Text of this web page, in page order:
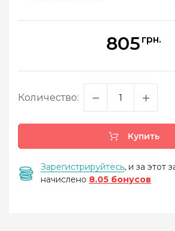
805 грн.
Количество:
Купить
Зарегистрируйтесь, и за этот
начислено 8.05 бонусов